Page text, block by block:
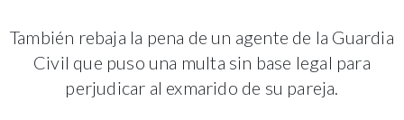
También rebaja la pena de un agente de la Guardia
Civil que puso una multa sin base legal para
perjudicar al exmarido de su pareja.